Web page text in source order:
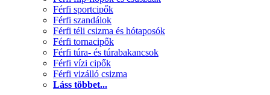
Férfi sportcipők
Férfi szandálok
Férfi téli csizma és hótaposók
Férfi tornacipők
Férfi túra- és túrabakancsok
Férfi vízi cipők
Férfi vizálló csizma
Láss többet...